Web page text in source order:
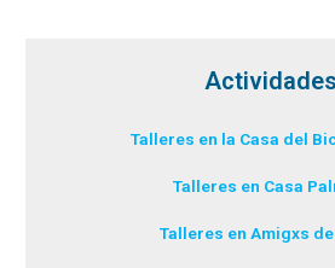
Actividades
Talleres en la Casa del
Talleres en Casa
Talleres en Amigxs